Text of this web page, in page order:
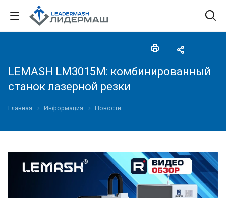
LEMASH LM3015M: комбинированный
станок лазерной резки
Главная Информация Новости